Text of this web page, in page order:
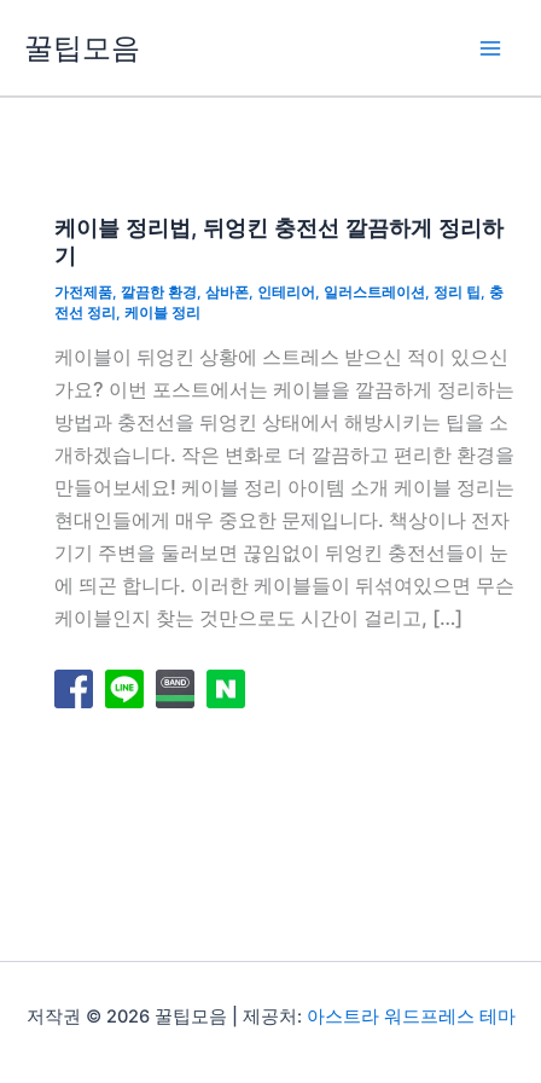
꿀팁모음
케이블 정리법, 뒤엉킨 충전선 깔끔하게 정리하
기
가전제품, 깔끔한 환경, 삼바폰, 인테리어, 일러스트레이션, 정리 팁, 충
전선 정리, 케이블 정리
케이블이 뒤엉킨 상황에 스트레스 받으신 적이 있으신
가요? 이번 포스트에서는 케이블을 깔끔하게 정리하는
방법과 충전선을 뒤엉킨 상태에서 해방시키는 팁을 소
개하겠습니다. 작은 변화로 더 깔끔하고 편리한 환경을
만들어보세요! 케이블 정리 아이템 소개 케이블 정리는
현대인들에게 매우 중요한 문제입니다. 책상이나 전자
기기 주변을 둘러보면 끊임없이 뒤엉킨 충전선들이 눈
에 띄곤 합니다. 이러한 케이블들이 뒤섞여있으면 무슨
케이블인지 찾는 것만으로도 시간이 걸리고, […]
저작권 © 2026 꿀팁모음 | 제공처: 아스트라 워드프레스 테마